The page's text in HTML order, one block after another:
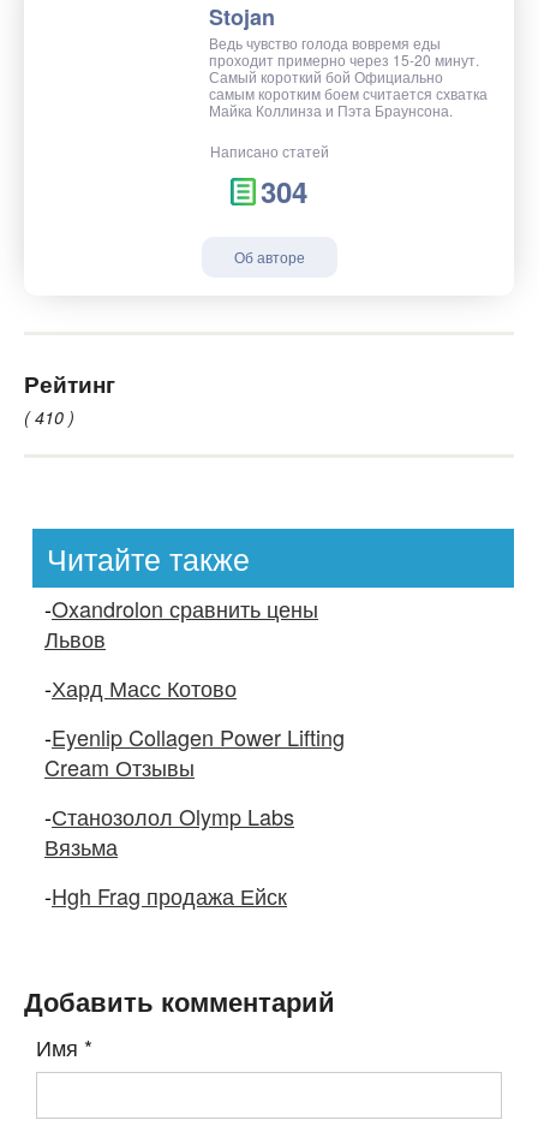
Stojan
Ведь чувство голода вовремя еды
проходит примерно через 15-20 минут.
Самый короткий бой Официально
самым коротким боем считается схватка
Майка Коллинза и Пэта Браунсона.
Написано статей
304
Об авторе
Рейтинг
( 410 )
Читайте также
-Oxandrolon сравнить цены
Львов
-Хард Масс Котово
-Eyenlip Collagen Power Lifting
Cream Отзывы
-Станозолол Olymp Labs
Вязьма
-Hgh Frag продажа Ейск
Добавить комментарий
Имя *